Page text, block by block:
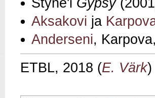
Styne'i Gypsy
Aksakovi ja
Anderseni, Karpova,
ETBL, 2018 (E. Värk)